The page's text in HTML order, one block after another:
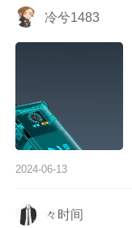
冷兮1483
2024-06-13
々时间